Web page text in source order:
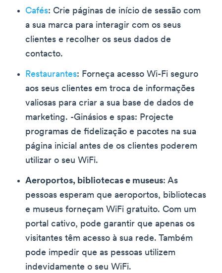
Cafés: Crie páginas de início de sessão com
a sua marca para interagir com os seus
clientes e recolher os seus dados de
contacto.
Restaurantes: Forneça acesso Wi-Fi seguro
aos seus clientes em troca de informações
valiosas para criar a sua base de dados de
marketing. -Ginásios e spas: Projecte
programas de fidelização e pacotes na sua
página inicial antes de os clientes poderem
utilizar o seu WiFi.
Aeroportos, bibliotecas e museus: As
pessoas esperam que aeroportos, bibliotecas
e museus forneçam WiFi gratuito. Com um
portal cativo, pode garantir que apenas os
visitantes têm acesso à sua rede. Também
pode impedir que as pessoas utilizem
indevidamente o seu WiFi.